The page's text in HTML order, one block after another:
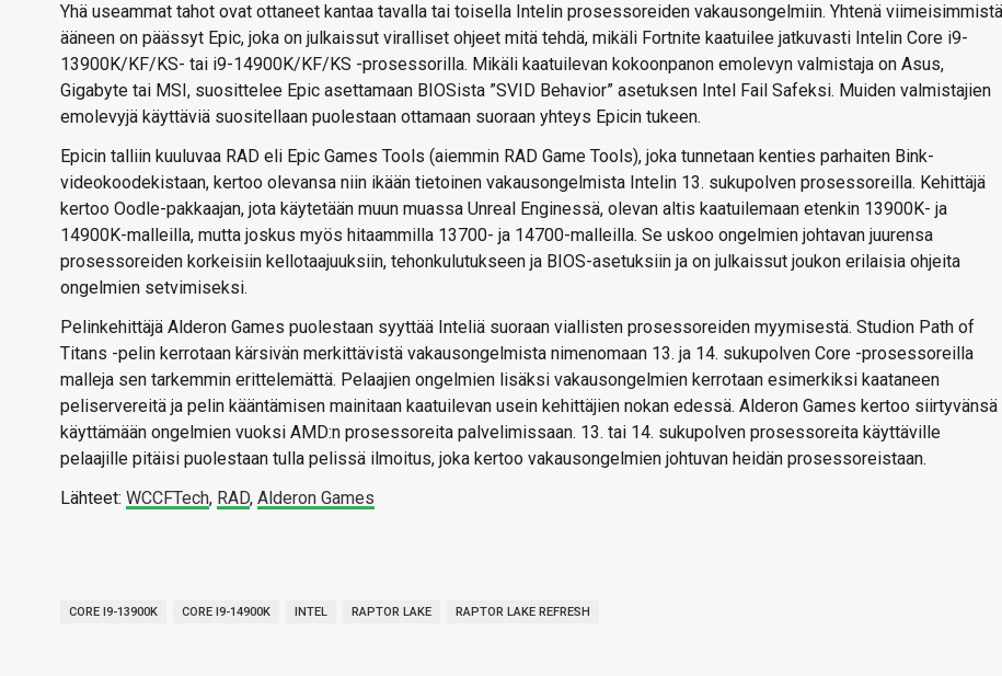
Yhä useammat tahot ovat ottaneet kantaa tavalla tai toisella Intelin prosessoreiden vakausongelmiin. Yhtenä viimeisimmistä
ääneen on päässyt Epic, joka on julkaissut viralliset ohjeet mitä tehdä, mikäli Fortnite kaatuilee jatkuvasti Intelin Core i9-
13900K/KF/KS- tai i9-14900K/KF/KS -prosessorilla. Mikäli kaatuilevan kokoonpanon emolevyn valmistaja on Asus,
Gigabyte tai MSI, suosittelee Epic asettamaan BIOSista ”SVID Behavior” asetuksen Intel Fail Safeksi. Muiden valmistajien
emolevyjä käyttäviä suositellaan puolestaan ottamaan suoraan yhteys Epicin tukeen.
Epicin talliin kuuluvaa RAD eli Epic Games Tools (aiemmin RAD Game Tools), joka tunnetaan kenties parhaiten Bink-
videokoodekistaan, kertoo olevansa niin ikään tietoinen vakausongelmista Intelin 13. sukupolven prosessoreilla. Kehittäjä
kertoo Oodle-pakkaajan, jota käytetään muun muassa Unreal Enginessä, olevan altis kaatuilemaan etenkin 13900K- ja
14900K-malleilla, mutta joskus myös hitaammilla 13700- ja 14700-malleilla. Se uskoo ongelmien johtavan juurensa
prosessoreiden korkeisiin kellotaajuuksiin, tehonkulutukseen ja BIOS-asetuksiin ja on julkaissut joukon erilaisia ohjeita
ongelmien setvimiseksi.
Pelinkehittäjä Alderon Games puolestaan syyttää Inteliä suoraan viallisten prosessoreiden myymisestä. Studion Path of
Titans -pelin kerrotaan kärsivän merkittävistä vakausongelmista nimenomaan 13. ja 14. sukupolven Core -prosessoreilla
malleja sen tarkemmin erittelemättä. Pelaajien ongelmien lisäksi vakausongelmien kerrotaan esimerkiksi kaataneen
peliservereitä ja pelin kääntämisen mainitaan kaatuilevan usein kehittäjien nokan edessä. Alderon Games kertoo siirtyvänsä
käyttämään ongelmien vuoksi AMD:n prosessoreita palvelimissaan. 13. tai 14. sukupolven prosessoreita käyttäville
pelaajille pitäisi puolestaan tulla pelissä ilmoitus, joka kertoo vakausongelmien johtuvan heidän prosessoreistaan.
Lähteet: WCCFTech, RAD, Alderon Games
CORE I9-13900K CORE I9-14900K INTEL RAPTOR LAKE RAPTOR LAKE REFRESH